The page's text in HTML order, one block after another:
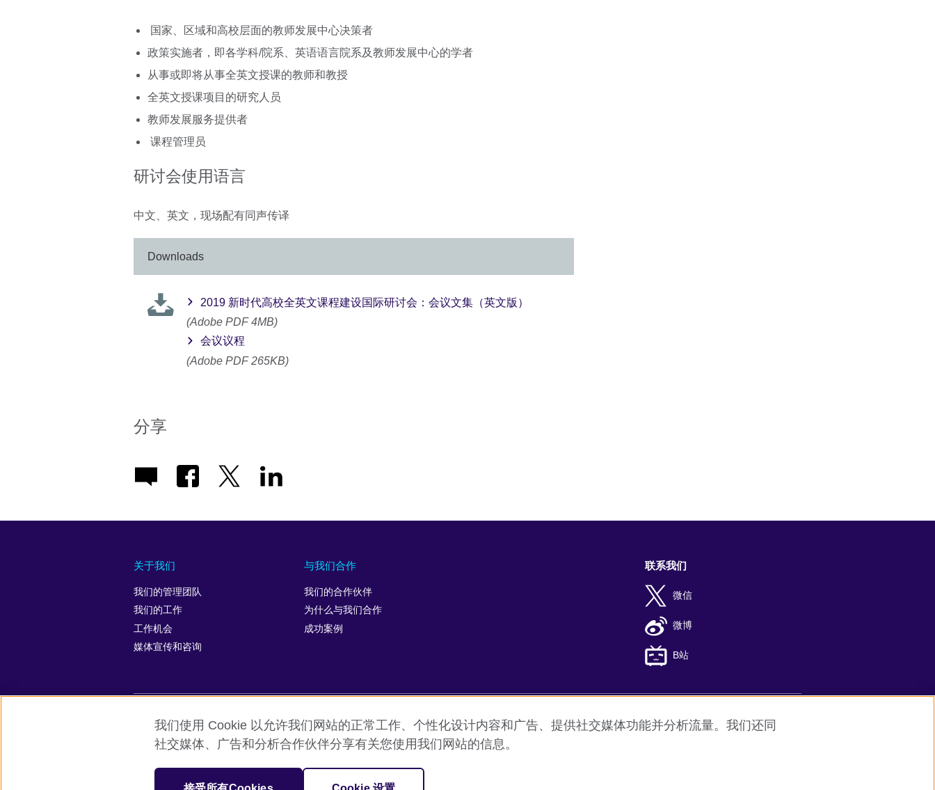
国家、区域和高校层面的教师发展中心决策者
政策实施者，即各学科/院系、英语语言院系及教师发展中心的学者
从事或即将从事全英文授课的教师和教授
全英文授课项目的研究人员
教师发展服务提供者
课程管理员
研讨会使用语言
中文、英文，现场配有同声传译
Downloads
2019 新时代高校全英文课程建设国际研讨会：会议文集（英文版）
(Adobe PDF 4MB)
会议议程
(Adobe PDF 265KB)
分享
关于我们
我们的管理团队
我们的工作
工作机会
媒体宣传和咨询
与我们合作
我们的合作伙伴
为什么与我们合作
成功案例
联系我们
微信
微博
B站
英国文化教育协会全球网站 隐私与使用条款 Cookie 网站地图 ICP number: 京ICP备10044692号-8 京公网安备11010502045859号
我们使用 Cookie 以允许我们网站的正常工作、个性化设计内容和广告、提供社交媒体功能并分析流量。我们还同
社交媒体、广告和分析合作伙伴分享有关您使用我们网站的信息。